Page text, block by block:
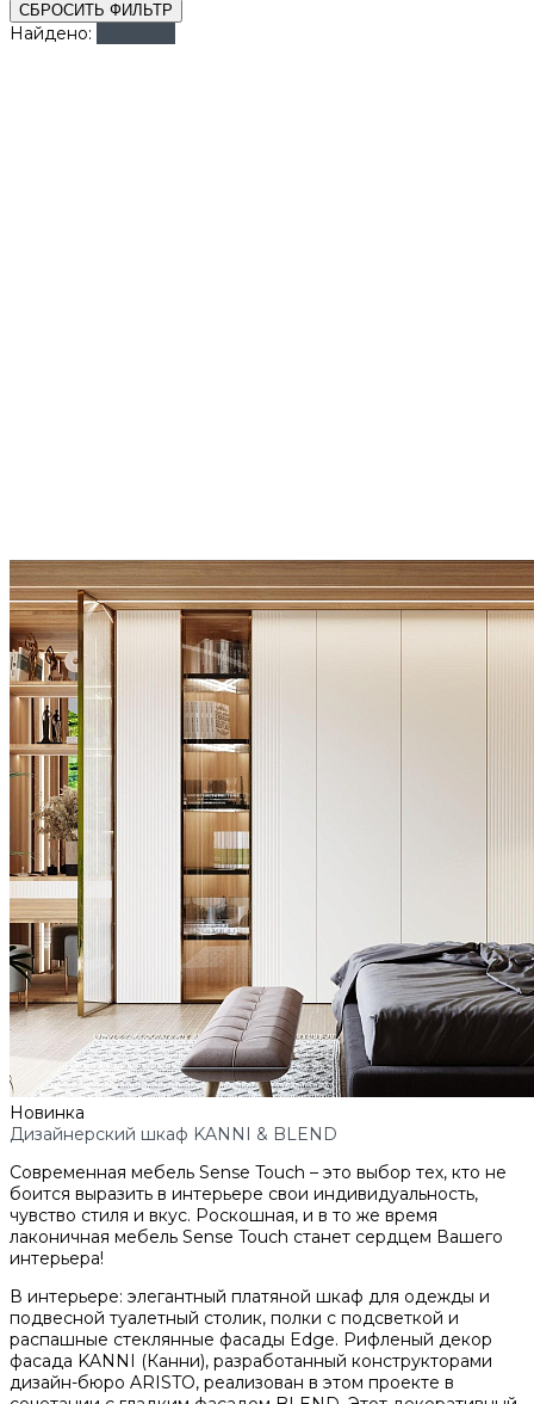
СБРОСИТЬ ФИЛЬТР
Найдено:
Новинка
Дизайнерский шкаф KANNI & BLEND
Современная мебель Sense Touch – это выбор тех, кто не
боится выразить в интерьере свои индивидуальность,
чувство стиля и вкус. Роскошная, и в то же время
лаконичная мебель Sense Touch станет сердцем Вашего
интерьера!
В интерьере: элегантный платяной шкаф для одежды и
подвесной туалетный столик, полки с подсветкой и
распашные стеклянные фасады Edge. Рифленый декор
фасада KANNI (Канни), разработанный конструкторами
дизайн-бюро ARISTO, реализован в этом проекте в